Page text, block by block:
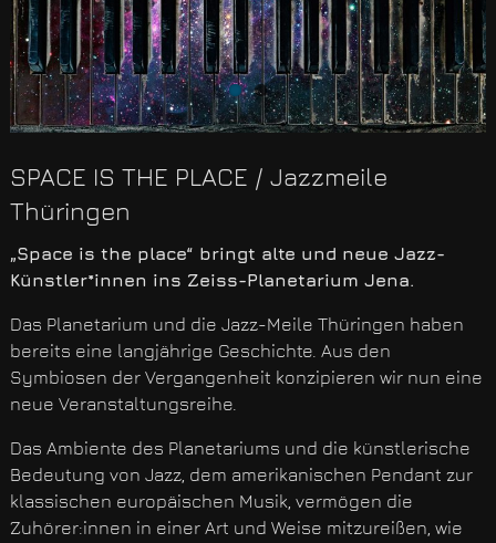
Previous
SPACE IS THE PLACE / Jazzmeile
Thüringen
„Space is the place“ bringt alte und neue Jazz-
Künstler*innen ins Zeiss-Planetarium Jena.
Das Planetarium und die Jazz-Meile Thüringen haben
bereits eine langjährige Geschichte. Aus den
Symbiosen der Vergangenheit konzipieren wir nun eine
neue Veranstaltungsreihe.
Das Ambiente des Planetariums und die künstlerische
Bedeutung von Jazz, dem amerikanischen Pendant zur
klassischen europäischen Musik, vermögen die
Zuhörer:innen in einer Art und Weise mitzureißen, wie